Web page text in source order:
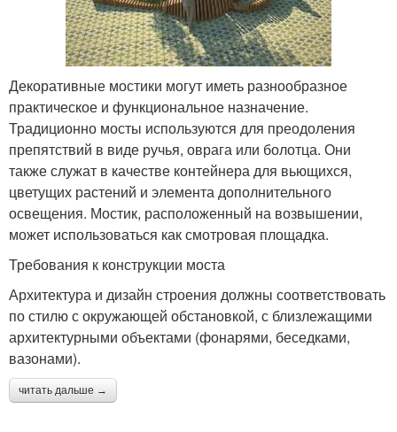
Декоративные мостики могут иметь разнообразное
практическое и функциональное назначение.
Традиционно мосты используются для преодоления
препятствий в виде ручья, оврага или болотца. Они
также служат в качестве контейнера для вьющихся,
цветущих растений и элемента дополнительного
освещения. Мостик, расположенный на возвышении,
может использоваться как смотровая площадка.
Требования к конструкции моста
Архитектура и дизайн строения должны соответствовать
по стилю с окружающей обстановкой, с близлежащими
архитектурными объектами (фонарями, беседками,
вазонами).
читать дальше →